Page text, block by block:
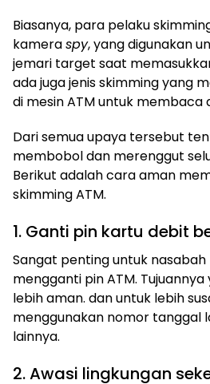
Biasanya, para pelaku
kameraspy, yang digunakan
jemari target saat
ada juga jenis skimming yang
di mesin ATM untuk membaca
Dari semua upaya tersebut
membobol dan merenggut
Berikut adalah cara aman
skimming ATM.
1. Ganti pin kartu debit
Sangat penting untuk
mengganti pin ATM.
lebih aman. dan untuk lebih
menggunakan nomor tanggal
lainnya.
2. Awasi lingkungan